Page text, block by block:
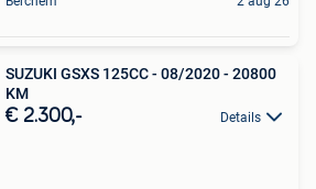
SUZUKI GSXS 125CC - 08/2020 - 20800
KM
€ 2.300,- Details